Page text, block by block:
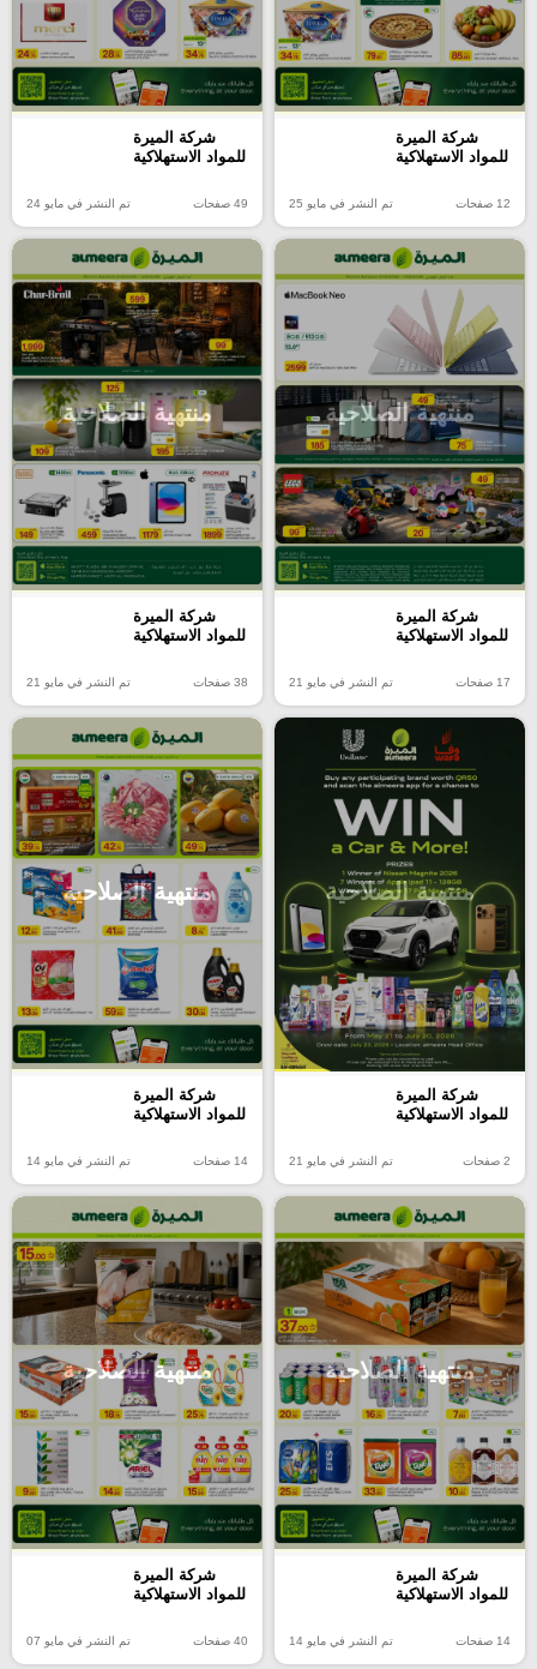
شركة الميرة
للمواد الاستهلاكية
12 صفحات تم النشر في مايو 25
شركة الميرة
للمواد الاستهلاكية
49 صفحات تم النشر في مايو 24
منتهية الصلاحية
شركة الميرة
للمواد الاستهلاكية
17 صفحات تم النشر في مايو 21
منتهية الصلاحية
شركة الميرة
للمواد الاستهلاكية
38 صفحات تم النشر في مايو 21
منتهية الصلاحية
شركة الميرة
للمواد الاستهلاكية
2 صفحات تم النشر في مايو 21
منتهية الصلاحية
شركة الميرة
للمواد الاستهلاكية
14 صفحات تم النشر في مايو 14
منتهية الصلاحية
شركة الميرة
للمواد الاستهلاكية
14 صفحات تم النشر في مايو 14
منتهية الصلاحية
شركة الميرة
للمواد الاستهلاكية
40 صفحات تم النشر في مايو 07